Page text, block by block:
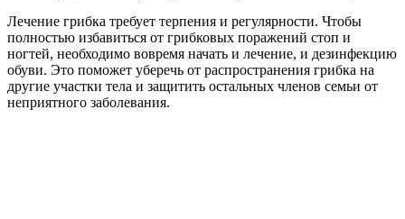
Лечение грибка требует терпения и регулярности. Чтобы
полностью избавиться от грибковых поражений стоп и
ногтей, необходимо вовремя начать и лечение, и дезинфекцию
обуви. Это поможет уберечь от распространения грибка на
другие участки тела и защитить остальных членов семьи от
неприятного заболевания.